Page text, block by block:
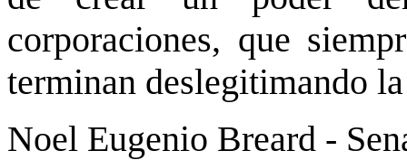
corporaciones, que
terminan deslegitimando
Noel Eugenio Breard -